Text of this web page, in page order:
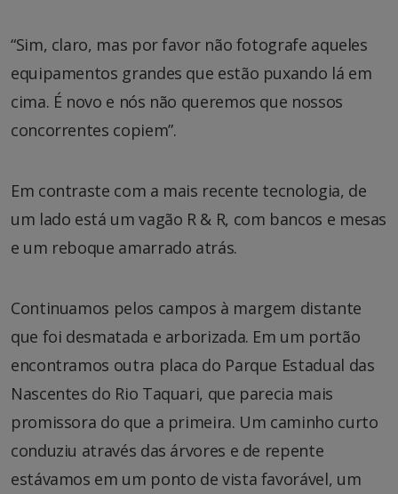
“Sim, claro, mas por favor não fotografe aqueles
equipamentos grandes que estão puxando lá em
cima. É novo e nós não queremos que nossos
concorrentes copiem”.
Em contraste com a mais recente tecnologia, de
um lado está um vagão R & R, com bancos e mesas
e um reboque amarrado atrás.
Continuamos pelos campos à margem distante
que foi desmatada e arborizada. Em um portão
encontramos outra placa do Parque Estadual das
Nascentes do Rio Taquari, que parecia mais
promissora do que a primeira. Um caminho curto
conduziu através das árvores e de repente
estávamos em um ponto de vista favorável, um